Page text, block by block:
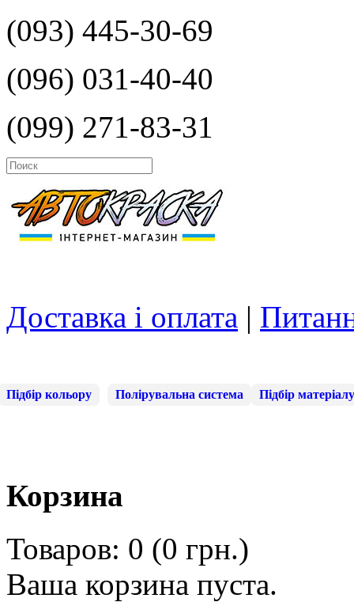
(093) 445-30-69
(096) 031-40-40
(099) 271-83-31
Доставка і оплата |
Підбір кольору Полірувальна система Підбір матеріалу
Корзина
Товаров: 0 (0 грн.)
Ваша корзина пуста.